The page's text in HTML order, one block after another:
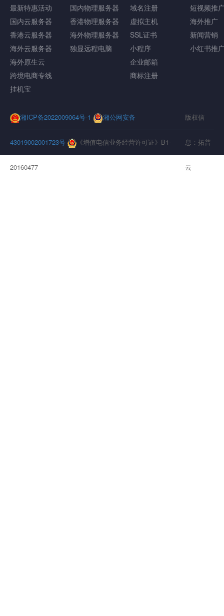
最新特惠活动
国内云服务器
香港云服务器
海外云服务器
海外原生云
跨境电商专线
挂机宝
国内物理服务器
香港物理服务器
海外物理服务器
独显远程电脑
域名注册
虚拟主机
SSL证书
小程序
企业邮箱
商标注册
短视频推
海外推广
新闻营销
小红书推
湘ICP备2022009064号-1 湘公网安备
43019002001723号 《增值电信业务经营许可证》B1-
20160477
版权信
息：拓普
云